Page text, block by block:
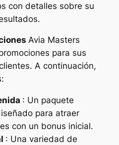
con detalles sobre su
Avia Masters
para sus
A continuación,
: Un paquete
para atraer
con un bonus inicial.
: Una variedad de